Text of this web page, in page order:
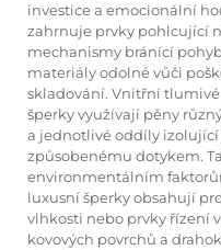
investice a emocionální
zahrnuje prvky pohlcující
mechanismy bránící
materiály odolné vůči
skladování. Vnitřní
šperky využívají pěny
a jednotlivé oddíly
způsobenému dotykem.
environmentálním
luxusní šperky obsahují
vlhkosti nebo prvky řízení
kovových povrchů a